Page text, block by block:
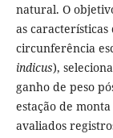
natural. O
as
circunferência
indicus),
ganho de peso
estação de
avaliados